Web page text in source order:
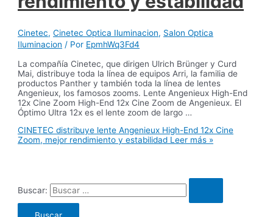
Cinetec,Cinetec Optica Iluminacion, Salon Optica
Iluminacion / Por EpmhWq3Fd4
La compañía Cinetec, que dirigen Ulrich Brünger y Curd
Mai, distribuye toda la línea de equipos Arri, la familia de
productos Panther y también toda la línea de lentes
Angenieux, los famosos zooms. Lente Angenieux High-End
12x Cine Zoom High-End 12x Cine Zoom de Angenieux. El
Óptimo Ultra 12x es el lente zoom de largo …
CINETEC distribuye lente Angenieux High-End 12x Cine
Zoom, mejor rendimiento y estabilidad Leer más »
Buscar: